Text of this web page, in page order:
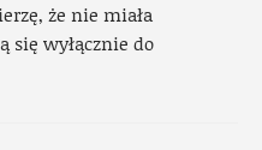
że nie miała
się wyłącznie do